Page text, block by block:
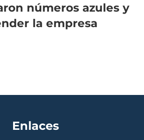
números azules y
la empresa
Enlaces